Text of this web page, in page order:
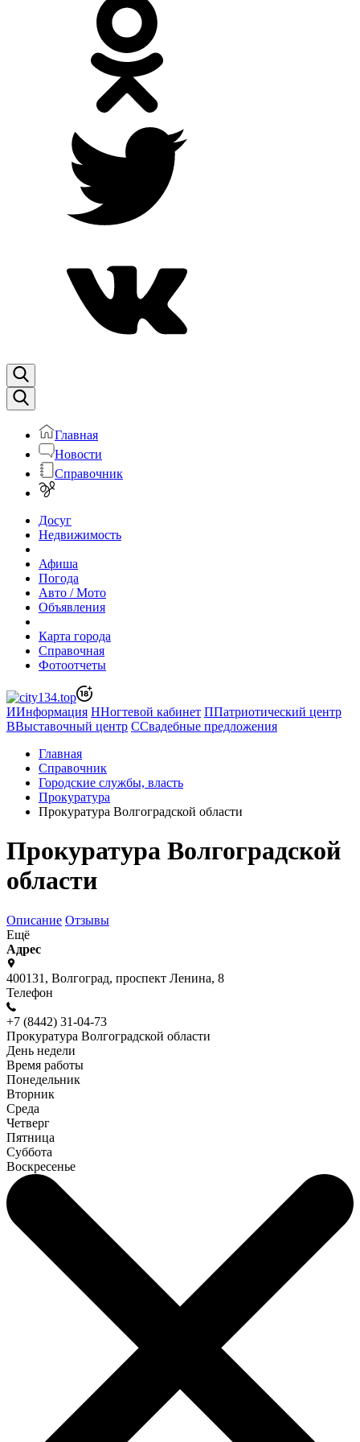
Главная
Новости
Справочник
Досуг
Недвижимость
Афиша
Погода
Авто / Мото
Объявления
Карта города
Справочная
Фотоотчеты
ИИнформация ННогтевой кабинет ППатриотический центр
ВВыставочный центр ССвадебные предложения
Главная
Справочник
Городские службы, власть
Прокуратура
Прокуратура Волгоградской области
Прокуратура Волгоградской
области
Описание Отзывы
Ещё
Адрес
400131, Волгоград, проспект Ленина, 8
Телефон
+7 (8442) 31-04-73
Прокуратура Волгоградской области
День недели
Время работы
Понедельник
Вторник
Среда
Четверг
Пятница
Суббота
Воскресенье